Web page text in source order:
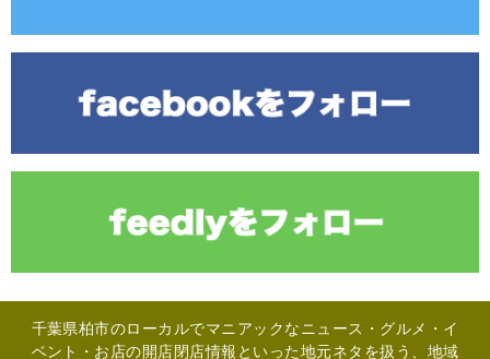
千葉県柏市のローカルでマニアックなニュース・グルメ・イ
ベント・お店の開店閉店情報といった地元ネタを扱う、地域